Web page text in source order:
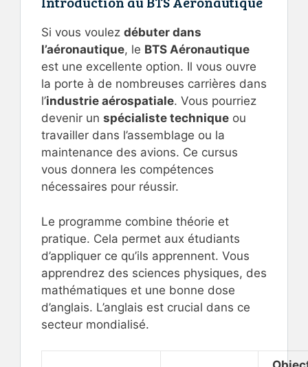
Si vous voulez débuter dans
l’aéronautique, le BTS Aéronautique
est une excellente option. Il vous ouvre
la porte à de nombreuses carrières dans
l’industrie aérospatiale. Vous pourriez
devenir un spécialiste technique ou
travailler dans l’assemblage ou la
maintenance des avions. Ce cursus
vous donnera les compétences
nécessaires pour réussir.
Le programme combine théorie et
pratique. Cela permet aux étudiants
d’appliquer ce qu’ils apprennent. Vous
apprendrez des sciences physiques, des
mathématiques et une bonne dose
d’anglais. L’anglais est crucial dans ce
secteur mondialisé.